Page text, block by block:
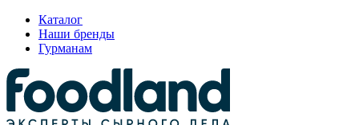
Каталог
Наши бренды
Гурманам